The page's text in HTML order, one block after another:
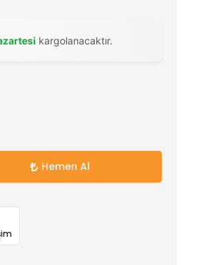
kargolanacaktır.
Hemen Al